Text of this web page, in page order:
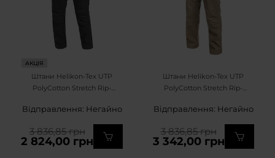
АКЦІЯ
Штани Helikon-Tex UTP
PolyCotton Stretch Rip-
Відправлення: Негайно
2 824,00 грн
3 836,85 грн
Штани Helikon-Tex UTP
PolyCotton Stretch Rip-
Відправлення: Негайно
3 342,00 грн
3 836,85 грн